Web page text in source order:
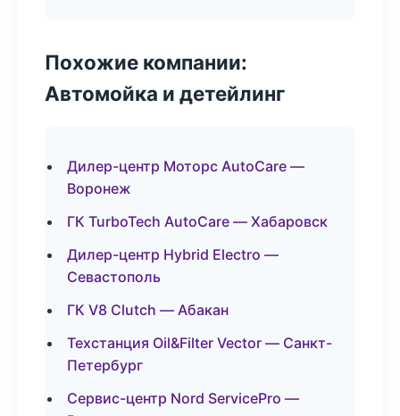
Похожие компании:
Автомойка и детейлинг
Дилер-центр Моторс AutoCare —
Воронеж
ГК TurboTech AutoCare — Хабаровск
Дилер-центр Hybrid Electro —
Севастополь
ГК V8 Clutch — Абакан
Техстанция Oil&Filter Vector — Санкт-
Петербург
Сервис-центр Nord ServicePro —